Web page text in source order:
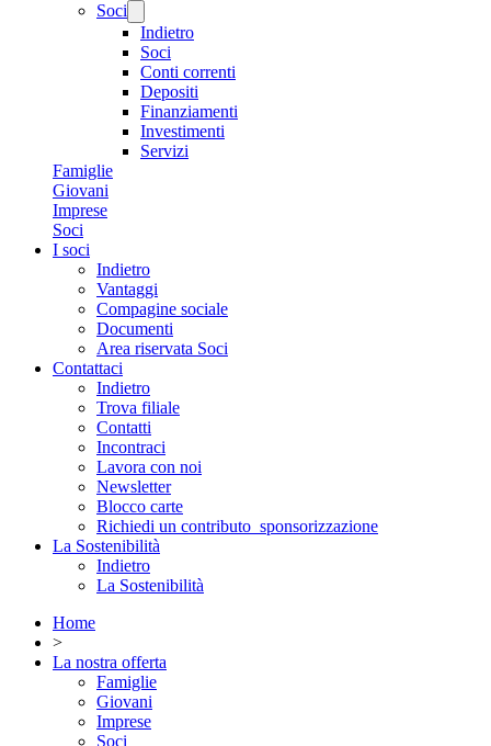
Soci
Indietro
Soci
Conti correnti
Depositi
Finanziamenti
Investimenti
Servizi
Famiglie
Giovani
Imprese
Soci
I soci
Indietro
Vantaggi
Compagine sociale
Documenti
Area riservata Soci
Contattaci
Indietro
Trova filiale
Contatti
Incontraci
Lavora con noi
Newsletter
Blocco carte
Richiedi un contributo_sponsorizzazione
La Sostenibilità
Indietro
La Sostenibilità
Home
>
La nostra offerta
Famiglie
Giovani
Imprese
Soci